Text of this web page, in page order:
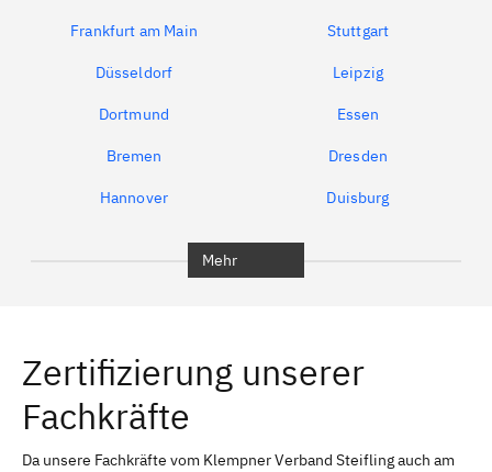
Frankfurt am Main Stuttgart
Düsseldorf Leipzig
Dortmund Essen
Bremen Dresden
Hannover Duisburg
Erlangen Bamberg
Bayreuth
Mehr
Zertifizierung unserer
Fachkräfte
Da unsere Fachkräfte vom Klempner Verband Steifling auch am